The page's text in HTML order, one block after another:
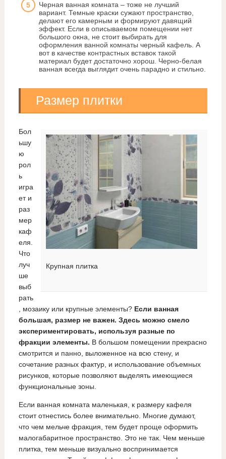
Черная ванная комната – тоже не лучший
вариант. Темные краски сужают пространство,
делают его камерным и формируют давящий
эффект. Если в описываемом помещении нет
большого окна, не стоит выбирать для
оформления ванной комнаты черный кафель. А
вот в качестве контрастных вставок такой
материал будет достаточно хорош. Черно-белая
ванная всегда выглядит очень парадно и стильно.
Размер плитки
Крупная плитка
Бол
ьшу
ю
рол
ь
игра
ет и
раз
мер
каф
еля.
Что
луч
ше
выб
рать
, мозаику или крупные элементы? Если ванная
большая, размер не важен. Здесь можно смело
экспериментировать, используя разные по
фракции элементы. В большом помещении прекрасно
смотрится и панно, выложенное на всю стену, и
сочетание разных фактур, и использование объемных
рисунков, которые позволяют выделять имеющиеся
функциональные зоны.
Если ванная комната маленькая, к размеру кафеля
стоит отнестись более внимательно. Многие думают,
что чем мельче фракция, тем будет проще оформить
малогабаритное пространство. Это не так. Чем меньше
плитка, тем меньше визуально воспринимается